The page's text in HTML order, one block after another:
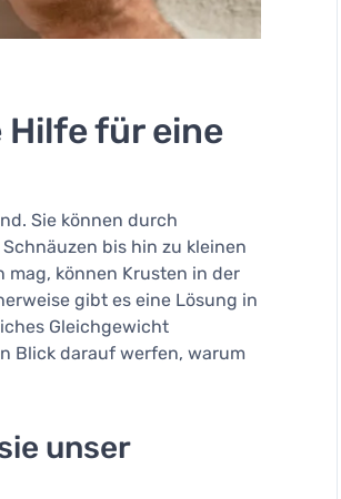
für eine
Sie können durch
bis hin zu kleinen
mag, können Krusten in der
gibt es eine Lösung in
Gleichgewicht
Blick darauf werfen, warum
unser